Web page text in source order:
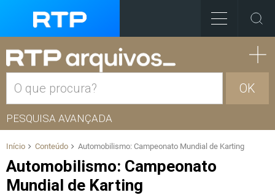
OK
PESQUISA AVANÇADA
Início Conteúdo Automobilismo: Campeonato Mundial de Karting
Automobilismo: Campeonato
Mundial de Karting